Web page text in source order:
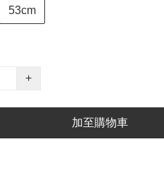
53cm
+
加至購物車